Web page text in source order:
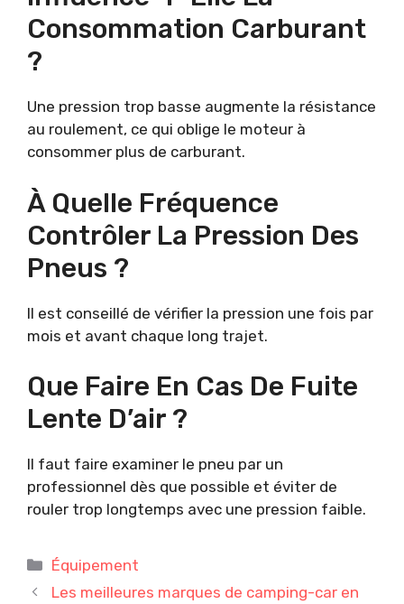
Consommation Carburant
?
Une pression trop basse augmente la résistance
au roulement, ce qui oblige le moteur à
consommer plus de carburant.
À Quelle Fréquence
Contrôler La Pression Des
Pneus ?
Il est conseillé de vérifier la pression une fois par
mois et avant chaque long trajet.
Que Faire En Cas De Fuite
Lente D’air ?
Il faut faire examiner le pneu par un
professionnel dès que possible et éviter de
rouler trop longtemps avec une pression faible.
Catégories
Équipement
Les meilleures marques de camping-car en